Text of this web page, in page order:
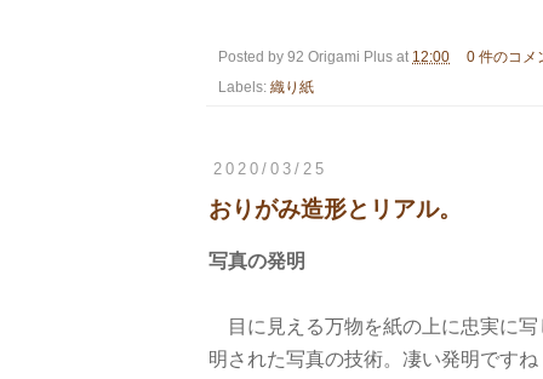
Posted by 92 Origami Plus at 12:00
0 件のコメ
Labels: 織り紙
2020/03/25
おりがみ造形とリアル。
写真の発明
目に見える万物を紙の上に忠実に
明された写真の技術。凄い発明です